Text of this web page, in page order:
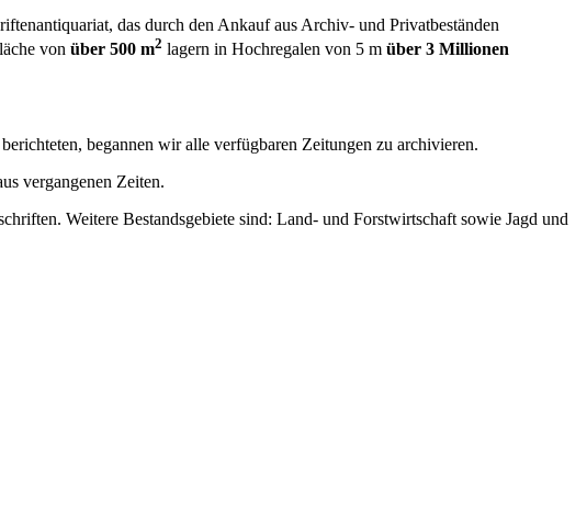
das durch den Ankauf aus Archiv- und Privatbeständen
von über 500 m2 lagern in Hochregalen von 5 m über 3 Millionen
begannen wir alle verfügbaren Zeitungen zu archivieren.
vergangenen Zeiten.
Weitere Bestandsgebiete sind: Land- und Forstwirtschaft sowie Jagd und